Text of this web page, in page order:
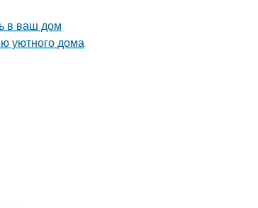
в ваш дом
уютного дома